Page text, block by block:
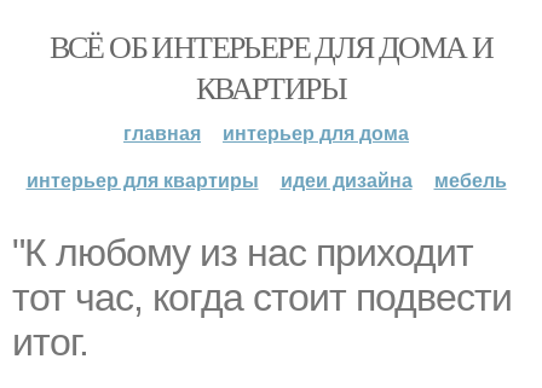
ВСЁ ОБ ИНТЕРЬЕРЕ ДЛЯ ДОМА И
КВАРТИРЫ
главная
интерьер для дома
интерьер для квартиры
идеи дизайна мебель
"К любому из нас приходит
тот час, когда стоит подвести
итог.